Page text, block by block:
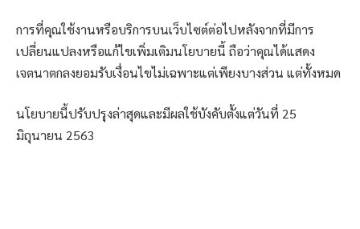
การที่คุณใช้งานหรือบริการบนเว็บไซต์ต่อไปหลังจากที่มีการ
เปลี่ยนแปลงหรือแก้ไขเพิ่มเติมนโยบายนี้ ถือว่าคุณได้แสดง
เจตนาตกลงยอมรับเงื่อนไขไม่เฉพาะแต่เพียงบางส่วน แต่ทั้งหมด
นโยบายนี้ปรับปรุงล่าสุดและมีผลใช้บังคับตั้งแต่วันที่ 25
มิถุนายน 2563